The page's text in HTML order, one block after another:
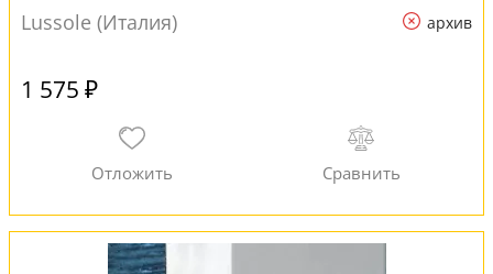
Lussole (Италия) архив
1 575 ₽